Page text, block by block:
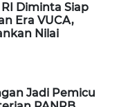
Diminta Siap
Era VUCA,
Nilai
Jadi Pemicu